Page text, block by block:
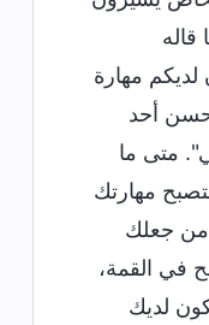
لديكم مهارة
أحد
متى ما
مهارتك
من جعلك
في القمة،
لديك